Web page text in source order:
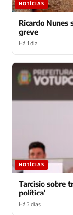
NOTÍCIAS
Ricardo Nunes
greve
Há 1 dia
NOTÍCIAS
Tarcisio sobre
política’
Há 2 dias